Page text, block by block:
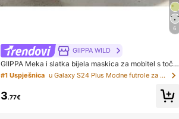
6
GllPPA WILD
GIIPPA Meka i slatka bijela maskica za mobitel s točki
cama, Y2K stil, kompatibilna sa 17/16/15/14/13/12/11
Pro Max, estetska
#1 Uspješnica u Galaxy S24 Plus Modne futrole za telefone
3.77€